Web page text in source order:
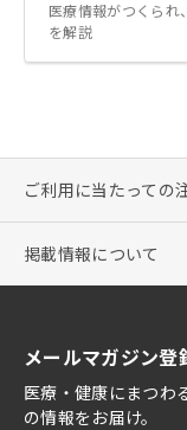
医療情報がつくられ
を解説
ご利用に当たっての
掲載情報について
メールマガジン登
医療・健康にまつわ
の情報をお届け。